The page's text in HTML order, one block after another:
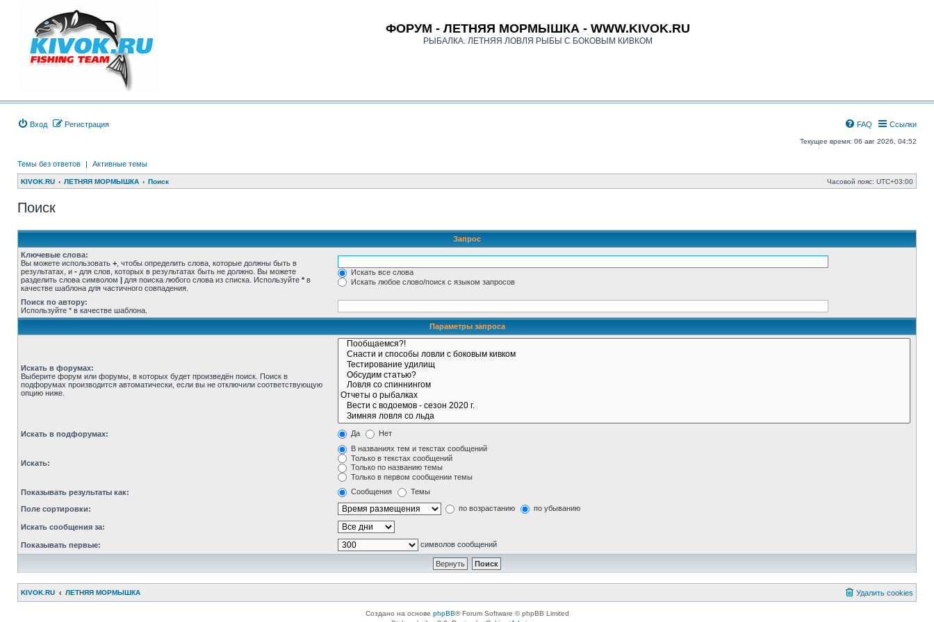
ФОРУМ - ЛЕТНЯЯ МОРМЫШКА - WWW.KIVOK.RU
РЫБАЛКА. ЛЕТНЯЯ ЛОВЛЯ РЫБЫ С БОКОВЫМ КИВКОМ
Вход Регистрация Ссылки
FAQ
Текущее время: 06 авг 2026, 04:52
Темы без ответов | Активные темы
KIVOK.RU ЛЕТНЯЯ МОРМЫШКА Поиск Часовой пояс: UTC+03:00
Поиск
Запрос
Ключевые слова:
Вы можете использовать + , чтобы определить слова, которые должны быть в
результатах, и - для слов, которых в результатах быть не должно. Вы можете
разделить слова символом | для поиска любого слова из списка. Используйте * в
качестве шаблона для частичного совпадения.
Искать все слова
Искать любое слово/поиск с языком запросов
Поиск по автору:
Используйте * в качестве шаблона.
Параметры запроса
Искать в форумах:
Выберите форум или форумы, в которых будет произведён поиск. Поиск в
подфорумах производится автоматически, если вы не отключили соответствующую
опцию ниже.
Искать в подфорумах: Да Нет
Искать:
В названиях тем и текстах сообщений
Только в текстах сообщений
Только по названию темы
Только в первом сообщении темы
Показывать результаты как:
Сообщения Темы
Поле сортировки: по возрастанию по убыванию
Искать сообщения за:
Показывать первые: символов сообщений
KIVOK.RU ЛЕТНЯЯ МОРМЫШКА Удалить cookies
Создано на основе phpBB® Forum Software © phpBB Limited